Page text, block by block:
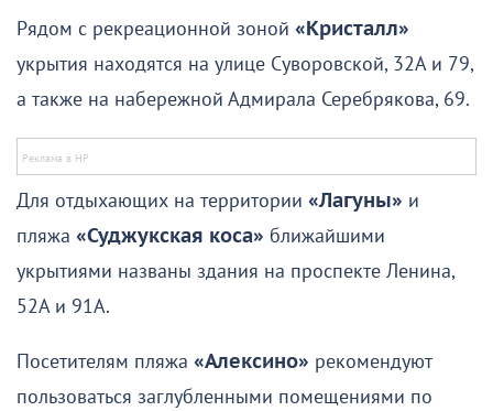
Рядом с рекреационной зоной «Кристалл»
укрытия находятся на улице Суворовской, 32А и 79,
а также на набережной Адмирала Серебрякова, 69.
Для отдыхающих на территории «Лагуны» и
пляжа «Суджукская коса» ближайшими
укрытиями названы здания на проспекте Ленина,
52А и 91А.
Посетителям пляжа «Алексино» рекомендуют
пользоваться заглубленными помещениями по